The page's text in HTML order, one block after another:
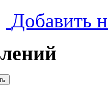
Добавить